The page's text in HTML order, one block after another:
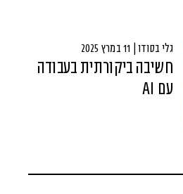
גלי בסודו | 11 במרץ 2025
חשיבה ביקורתית בעבודה
עם AI